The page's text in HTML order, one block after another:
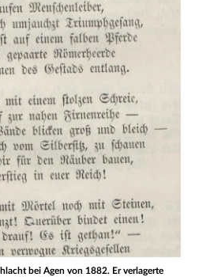
bei Agen von 1882. Er verlagerte